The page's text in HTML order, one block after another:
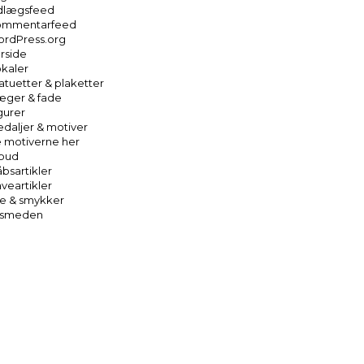
& plaketter
& fade
& motiver
motiverne her
& smykker